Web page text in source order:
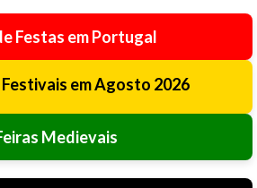
Festas em Portugal
Festivais em Agosto 2026
Medievais